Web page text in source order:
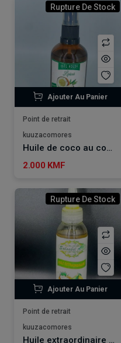
Rupture De Stock
Ajouter Au Panier
Point de retrait
kuuzacomores
Huile de coco au combava 100ml EL HOUDA
2.000 KMF
Rupture De Stock
Ajouter Au Panier
Point de retrait
kuuzacomores
Huile extraordinaire à l'huile de coco et avocat 110ml SALSABIL ART